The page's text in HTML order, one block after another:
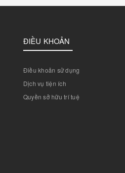
ĐIỀU KHOẢN
Điều khoản sử dụng
Dịch vụ tiện ích
Quyền sở hữu trí tuệ